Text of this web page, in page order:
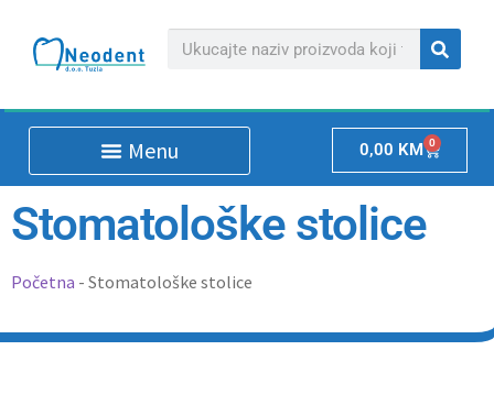
0,00 KM 0
Stomatološke stolice
Početna - Stomatološke stolice